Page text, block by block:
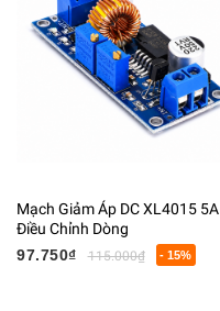
Mạch Giảm Áp DC XL4015 5A
Điều Chỉnh Dòng
97.750₫
115.000₫ - 15%